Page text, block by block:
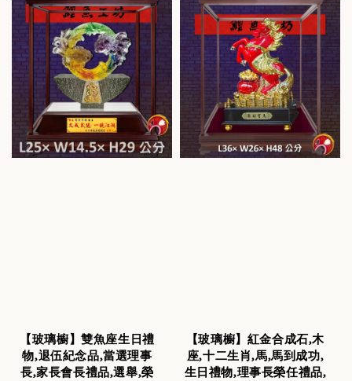
【玻璃櫥】雙魚座生日禮
物,退伍紀念品,當選理事
長,家長會長禮品,選舉,榮
【玻璃櫥】紅金合成石,木
座,十二生肖,馬,馬到成功,
生日禮物,理事長榮任禮品,